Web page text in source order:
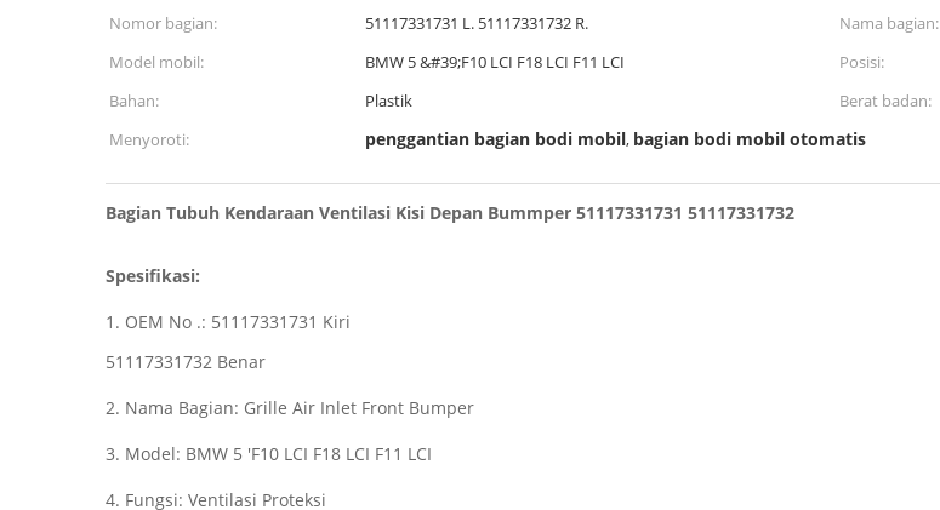
Nomor bagian: 51117331731 L. 51117331732 R. Nama bagian:
Model mobil:
BMW 5 &#39;F10 LCI F18 LCI F11 LCI Posisi:
Bahan:
Plastik Berat badan:
Menyoroti:
penggantian bagian bodi mobil, bagian bodi mobil otomatis
Bagian Tubuh Kendaraan Ventilasi Kisi Depan Bummper 51117331731 51117331732
Spesifikasi:
1. OEM No .: 51117331731 Kiri
51117331732 Benar
2. Nama Bagian: Grille Air Inlet Front Bumper
3. Model: BMW 5 'F10 LCI F18 LCI F11 LCI
4. Fungsi: Ventilasi Proteksi